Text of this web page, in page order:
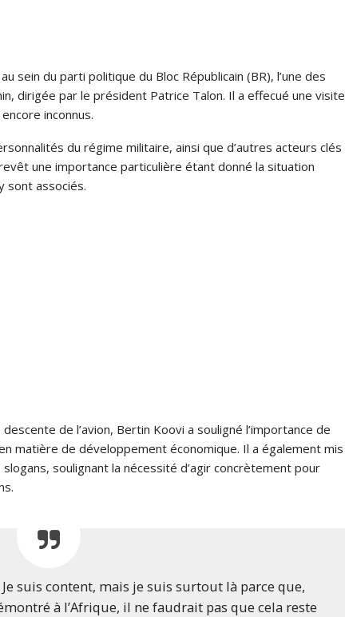
sein du parti politique du Bloc Républicain (BR), l’une des
dirigée par le président Patrice Talon. Il a effecué une visite
inconnus.
du régime militaire, ainsi que d’autres acteurs clés
une importance particulière étant donné la situation
sont associés.
de l’avion, Bertin Koovi a souligné l’importance de
matière de développement économique. Il a également mis
soulignant la nécessité d’agir concrètement pour
suis content, mais je suis surtout là parce que,
à l’Afrique, il ne faudrait pas que cela reste